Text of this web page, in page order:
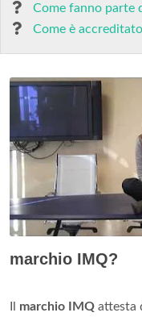
Come fanno parte
Come è
marchio IMQ?
marchio IMQ attesta